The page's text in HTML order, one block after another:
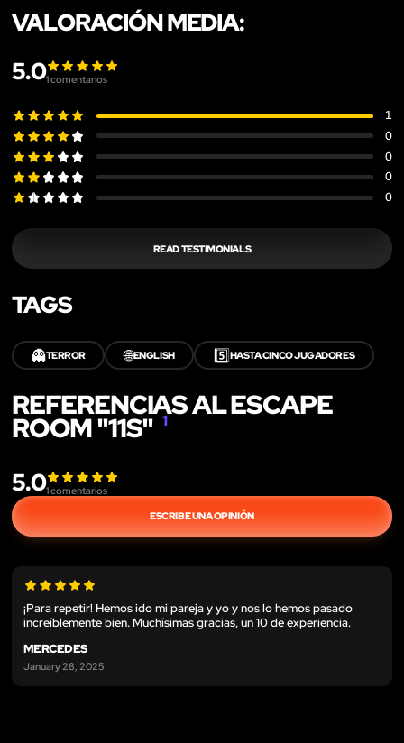
VALORACIÓN MEDIA:
5.01comentarios
1
0
0
0
0
READ TESTIMONIALS
TAGS
👻TERROR 🌐ENGLISH 5️⃣HASTA CINCO JUGADORES
REFERENCIAS AL ESCAPE
ROOM "11S" 1
5.01comentarios
ESCRIBE UNA OPINIÓN
¡Para repetir! Hemos ido mi pareja y yo y nos lo hemos pasado
increíblemente bien. Muchísimas gracias, un 10 de experiencia.
MERCEDES
January 28, 2025